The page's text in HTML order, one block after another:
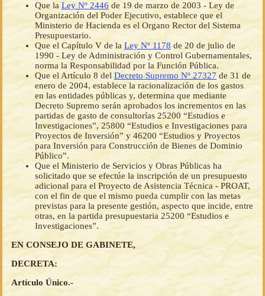
Que laLey Nº 2446 de 19 de marzo de 2003 - Ley de
Organización del Poder Ejecutivo, establece que el
Ministerio de Hacienda es el Organo Rector del Sistema
Presupuestario.
Que el Capítulo V de la Ley Nº 1178 de 20 de julio de
1990 - Ley de Administración y Control Gubernamentales,
norma la Responsabilidad por la Función Pública.
Que el Artículo 8 del Decreto Supremo Nº 27327 de 31 de
enero de 2004, establece la racionalización de los gastos
en las entidades públicas y, determina que mediante
Decreto Supremo serán aprobados los incrementos en las
partidas de gasto de consultorías 25200 “Estudios e
Investigaciones”, 25800 “Estudios e Investigaciones para
Proyectos de Inversión” y 46200 “Estudios y Proyectos
para Inversión para Construcción de Bienes de Dominio
Público”.
Que el Ministerio de Servicios y Obras Públicas ha
solicitado que se efectúe la inscripción de un presupuesto
adicional para el Proyecto de Asistencia Técnica - PROAT,
con el fin de que el mismo pueda cumplir con las metas
previstas para la presente gestión, aspecto que incide, entre
otras, en la partida presupuestaria 25200 “Estudios e
Investigaciones”.
EN CONSEJO DE GABINETE,
DECRETA:
Artículo Único.-